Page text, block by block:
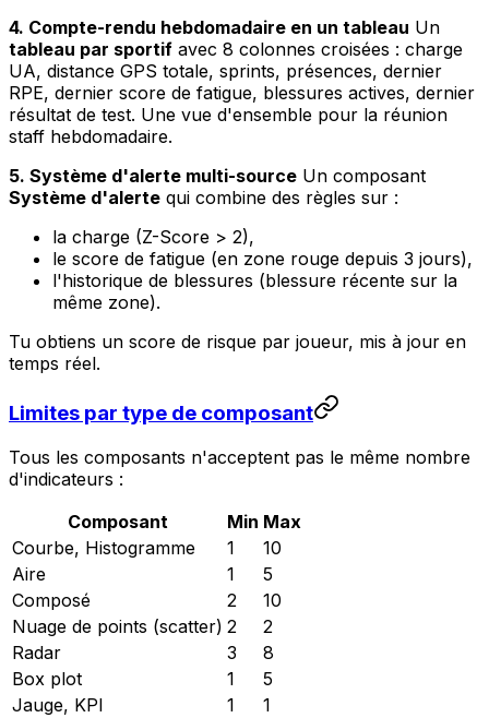
4. Compte-rendu hebdomadaire en un tableau Un
tableau par sportif avec 8 colonnes croisées : charge
UA, distance GPS totale, sprints, présences, dernier
RPE, dernier score de fatigue, blessures actives, dernier
résultat de test. Une vue d'ensemble pour la réunion
staff hebdomadaire.
5. Système d'alerte multi-source Un composant
Système d'alerte qui combine des règles sur :
la charge (Z-Score > 2),
le score de fatigue (en zone rouge depuis 3 jours),
l'historique de blessures (blessure récente sur la
même zone).
Tu obtiens un score de risque par joueur, mis à jour en
temps réel.
Limites par type de composant
Tous les composants n'acceptent pas le même nombre
d'indicateurs :
Composant
Min Max
Courbe, Histogramme
1
10
Aire
1
5
Composé
2
10
Nuage de points (scatter) 2
2
Radar
3
8
Box plot
1
5
Jauge, KPI
1
1